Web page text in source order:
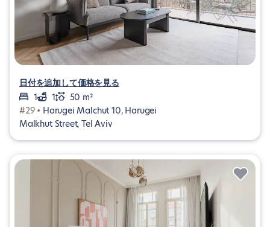
日付を追加して価格を見る
1
1
50 m²
#29 • Harugei Malchut 10, Harugei
Malkhut Street, Tel Aviv